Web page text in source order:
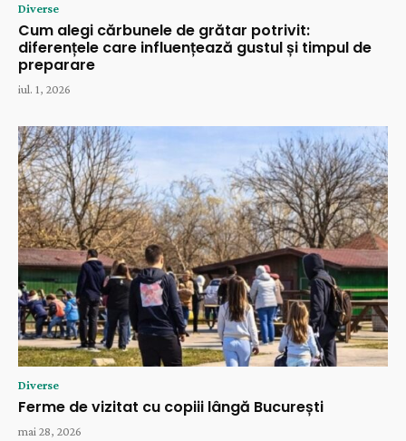
Diverse
Cum alegi cărbunele de grătar potrivit:
diferențele care influențează gustul și timpul de
preparare
iul. 1, 2026
Diverse
Ferme de vizitat cu copiii lângă București
mai 28, 2026